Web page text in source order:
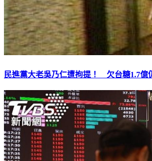
民進黨大老吳乃仁遭拘提！ 欠台糖1.7億